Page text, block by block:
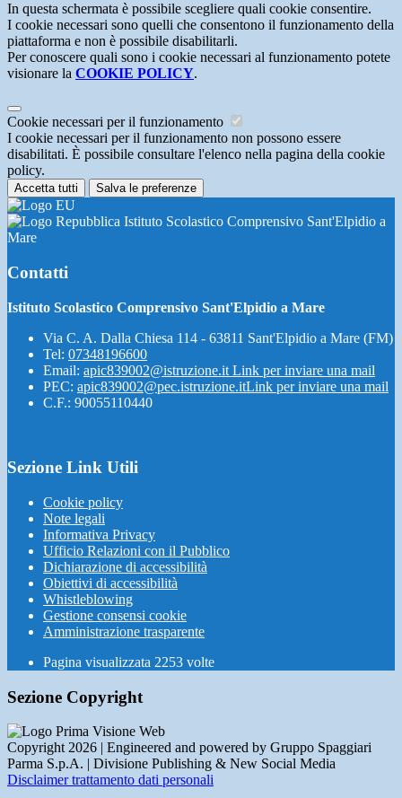
In questa schermata è possibile scegliere quali cookie consentire.
I cookie necessari sono quelli che consentono il funzionamento della
piattaforma e non è possibile disabilitarli.
Per conoscere quali sono i cookie necessari al funzionamento potete
visionare la COOKIE POLICY.
Cookie necessari per il funzionamento
I cookie necessari per il funzionamento non possono essere
disabilitati. È possibile consultare l'elenco nella pagina della cookie
policy.
Accetta tutti Salva le preferenze
Istituto Scolastico Comprensivo Sant'Elpidio a
Mare
Contatti
Istituto Scolastico Comprensivo Sant'Elpidio a Mare
Via C. A. Dalla Chiesa 114 - 63811 Sant'Elpidio a Mare (FM)
Tel: 07348196600
Email: apic839002@istruzione.it Link per inviare una mail
PEC: apic839002@pec.istruzione.itLink per inviare una mail
C.F.: 90055110440
Sezione Link Utili
Cookie policy
Note legali
Informativa Privacy
Ufficio Relazioni con il Pubblico
Dichiarazione di accessibilità
Obiettivi di accessibilità
Whistleblowing
Gestione consensi cookie
Amministrazione trasparente
Pagina visualizzata 2253 volte
Sezione Copyright
Copyright 2026 | Engineered and powered by Gruppo Spaggiari
Parma S.p.A. | Divisione Publishing & New Social Media
Disclaimer trattamento dati personali